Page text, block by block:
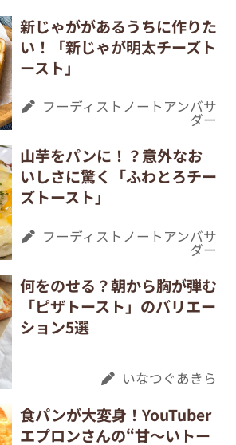
新じゃががあるうちに作りた
い！「新じゃが明太チーズト
ースト」
フーディストノートアンバサ
ダー
山芋をパンに！？意外なお
いしさに驚く「ふわとろチー
ズトースト」
フーディストノートアンバサ
ダー
何をのせる？朝から胸が弾む
「ピザトースト」のバリエー
ション5選
いなつぐあきら
食パンが大変身！YouTuber
エプロンさんの“甘～いトー